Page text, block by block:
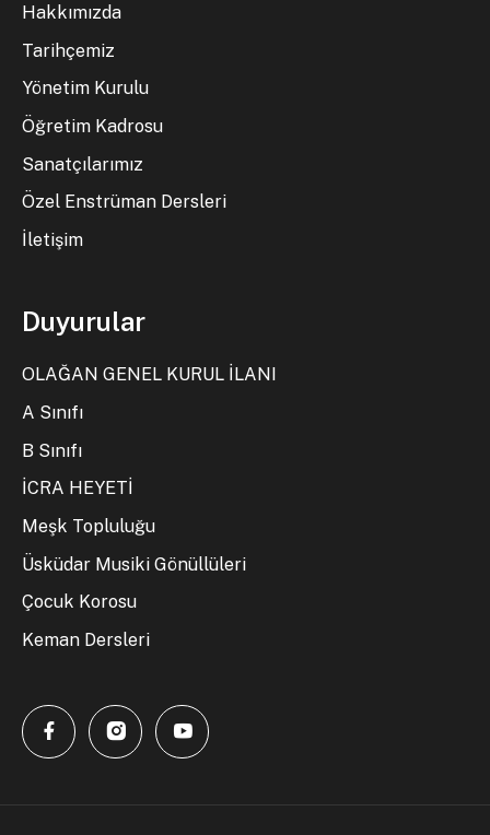
Hakkımızda
Tarihçemiz
Yönetim Kurulu
Öğretim Kadrosu
Sanatçılarımız
Özel Enstrüman Dersleri
İletişim
Duyurular
OLAĞAN GENEL KURUL İLANI
A Sınıfı
B Sınıfı
İCRA HEYETİ
Meşk Topluluğu
Üsküdar Musiki Gönüllüleri
Çocuk Korosu
Keman Dersleri